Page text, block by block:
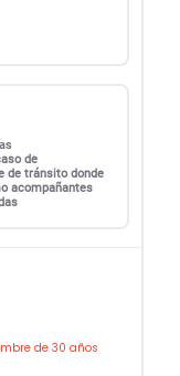
de
de tránsito donde
acompañantes
de 30 años